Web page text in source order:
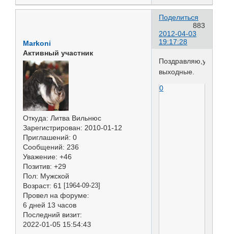
Поделиться
883
2012-04-03
19:17:28
Markoni
Активный участник
Откуда: Литва Вильнюс
Зарегистрирован: 2010-01-12
Приглашений: 0
Сообщений: 236
Уважение: +46
Позитив: +29
Пол: Мужской
Возраст: 61 [1964-09-23]
Провел на форуме:
6 дней 13 часов
Последний визит:
2022-01-05 15:54:43
выходные.
0